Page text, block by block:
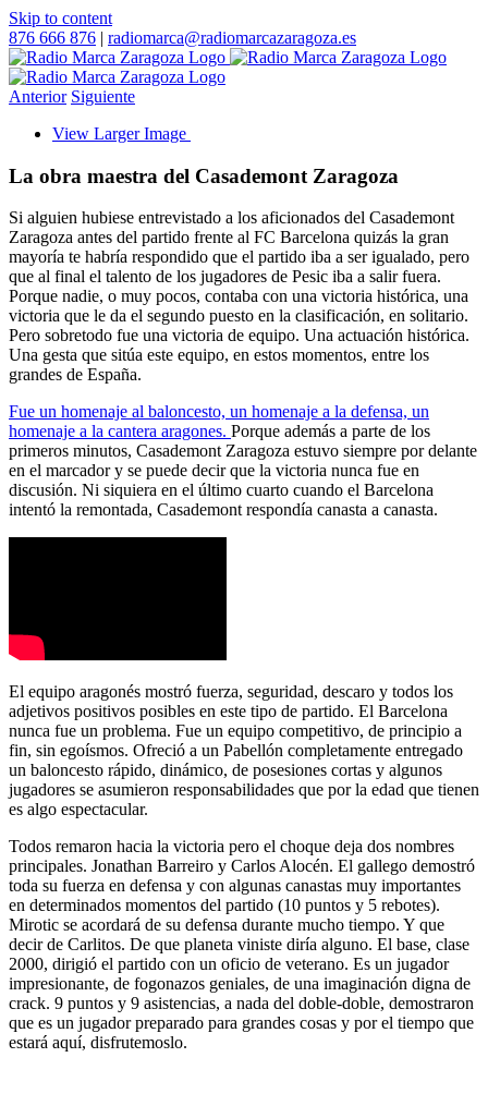
Skip to content
876 666 876 | radiomarca@radiomarcazaragoza.es
Anterior Siguiente
View Larger Image
La obra maestra del Casademont Zaragoza
Si alguien hubiese entrevistado a los aficionados del Casademont
Zaragoza antes del partido frente al FC Barcelona quizás la gran
mayoría te habría respondido que el partido iba a ser igualado, pero
que al final el talento de los jugadores de Pesic iba a salir fuera.
Porque nadie, o muy pocos, contaba con una victoria histórica, una
victoria que le da el segundo puesto en la clasificación, en solitario.
Pero sobretodo fue una victoria de equipo. Una actuación histórica.
Una gesta que sitúa este equipo, en estos momentos, entre los
grandes de España.
Fue un homenaje al baloncesto, un homenaje a la defensa, un
homenaje a la cantera aragones. Porque además a parte de los
primeros minutos, CasademontZaragoza estuvo siempre por delante
en el marcador y se puede decir que la victoria nunca fue en
discusión. Ni siquiera en el último cuarto cuando el Barcelona
intentó la remontada, Casademontrespondía canasta a canasta.
El equipo aragonés mostró fuerza, seguridad, descaro y todos los
adjetivos positivos posibles en este tipo de partido. El Barcelona
nunca fue un problema. Fue un equipo competitivo, de principio a
fin, sin egoísmos. Ofreció a un Pabellón completamente entregado
un baloncesto rápido, dinámico, de posesiones cortas y algunos
jugadores se asumieron responsabilidades que por la edad que tienen
es algo espectacular.
Todos remaron hacia la victoria pero el choque deja dos nombres
principales. Jonathan Barreiro y CarlosAlocén. El gallego demostró
toda su fuerza en defensa y con algunas canastas muy importantes
en determinados momentos del partido (10 puntos y 5 rebotes).
Mirotic se acordará de su defensa durante mucho tiempo. Y que
decir de Carlitos. De que planeta viniste diría alguno. El base, clase
2000, dirigió el partido con un oficio de veterano. Es un jugador
impresionante, de fogonazos geniales, de una imaginación digna de
crack. 9 puntos y 9 asistencias, a nada del doble-doble, demostraron
que es un jugador preparado para grandes cosas y por el tiempo que
estará aquí, disfrutemoslo.